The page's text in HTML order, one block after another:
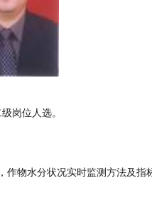
岗位人选。
水分状况实时监测方法及指